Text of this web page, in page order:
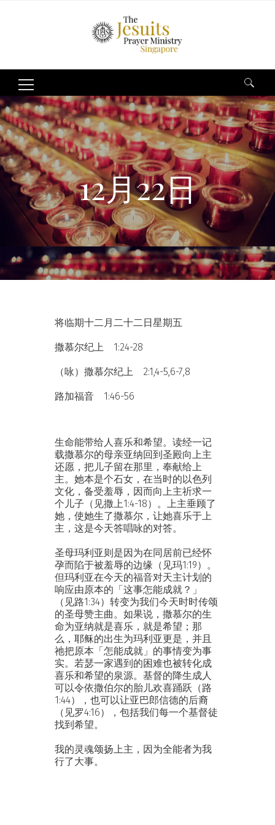
Search
for:
12月22日
将临期十二月二十二日星期五
撒慕尔纪上 1:24-28
（咏）撒慕尔纪上 2:1,4-5,6-7,8
路加福音 1:46-56
生命能带给人喜乐和希望。读经一记
载撒慕尔的母亲亚纳回到圣殿向上主
还愿，把儿子留在那里，奉献给上
主。她本是个石女，在当时的以色列
文化，备受羞辱，因而向上主祈求一
个儿子（见撒上1:4-18）。上主垂顾了
她，使她生了撒慕尔，让她喜乐于上
主，这是今天答唱咏的对答。
圣母玛利亚则是因为在同居前已经怀
孕而陷于被羞辱的边缘（见玛1:19）。
但玛利亚在今天的福音对天主计划的
响应由原本的「这事怎能成就？」
（见路1:34）转变为我们今天时时传颂
的圣母赞主曲。如果说，撒慕尔的生
命为亚纳就是喜乐，就是希望；那
么，耶稣的出生为玛利亚更是，并且
祂把原本「怎能成就」的事情变为事
实。若瑟一家遇到的困难也被转化成
喜乐和希望的泉源。基督的降生成人
可以令依撒伯尔的胎儿欢喜踊跃（路
1:44），也可以让亚巴郎信德的后裔
（见罗4:16），包括我们每一个基督徒
找到希望。
我的灵魂颂扬上主，因为全能者为我
行了大事。